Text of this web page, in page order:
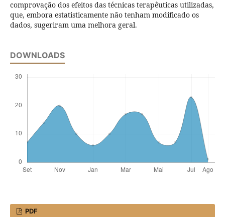
comprovação dos efeitos das técnicas terapêuticas utilizadas,
que, embora estatisticamente não tenham modificado os
dados, sugeriram uma melhora geral.
DOWNLOADS
PDF